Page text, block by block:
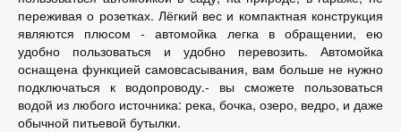
переживая о розетках. Лёгкий вес и компактная конструкция
являются плюсом - автомойка легка в обращении, ею
удобно пользоваться и удобно перевозить. Автомойка
оснащена функцией самовсасывания, вам больше не нужно
подключаться к водопроводу.- вы сможете пользоваться
водой из любого источника: река, бочка, озеро, ведро, и даже
обычной питьевой бутылки.